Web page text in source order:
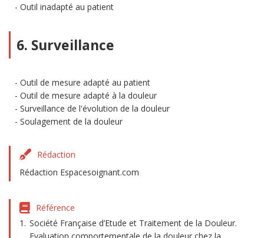
Outil inadapté au patient
6. Surveillance
Outil de mesure adapté au patient
Outil de mesure adapté à la douleur
Surveillance de l'évolution de la douleur
Soulagement de la douleur
Rédaction
Rédaction Espacesoignant.com
Référence
Société Française d’Etude et Traitement de la Douleur.